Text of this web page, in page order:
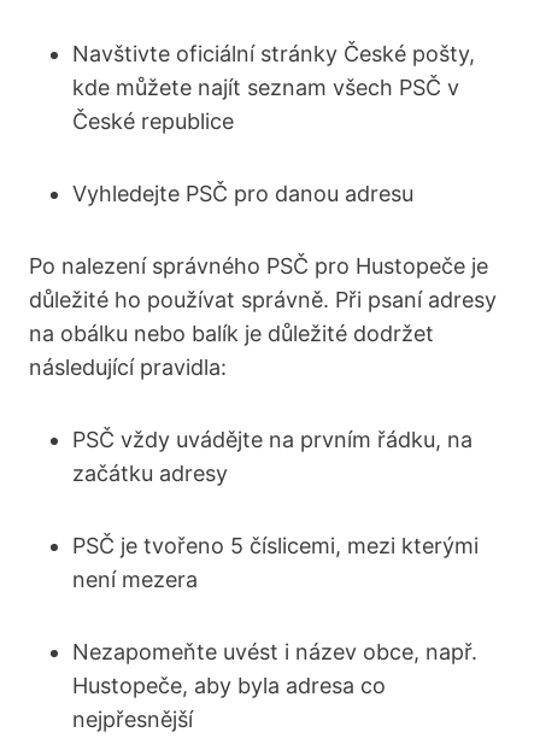
Navštivte oficiální​ stránky České pošty,
kde‍ můžete najít ⁣seznam všech PSČ v
České republice
Vyhledejte PSČ pro danou ‍adresu
Po nalezení správného PSČ‌ pro‌ Hustopeče‌ je
důležité ho používat správně. Při psaní ⁣adresy
na obálku nebo balík je důležité ​dodržet
následující pravidla:
PSČ vždy uvádějte​ na prvním řádku, na
začátku adresy
PSČ je tvořeno 5‍ číslicemi, mezi ⁣kterými
není mezera
Nezapomeňte uvést i název obce, např.
Hustopeče, aby byla adresa co
nejpřesnější